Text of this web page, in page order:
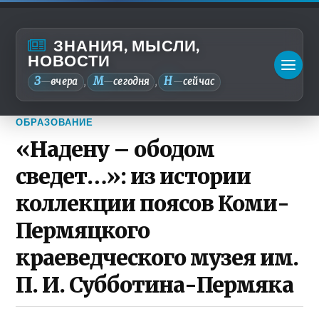
ЗНАНИЯ, МЫСЛИ,
НОВОСТИ
З—вчера , М—сегодня , Н—сейчас
ОБРАЗОВАНИЕ
«Надену – ободом
сведет…»: из истории
коллекции поясов Коми-
Пермяцкого
краеведческого музея им.
П. И. Субботина-Пермяка